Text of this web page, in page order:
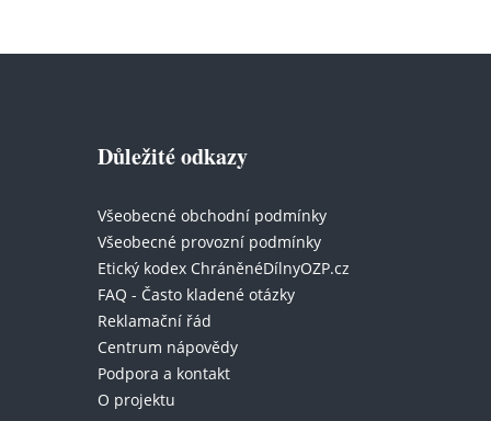
Důležité odkazy
Všeobecné obchodní podmínky
Všeobecné provozní podmínky
Etický kodex ChráněnéDílnyOZP.cz
FAQ - Často kladené otázky
Reklamační řád
Centrum nápovědy
Podpora a kontakt
O projektu